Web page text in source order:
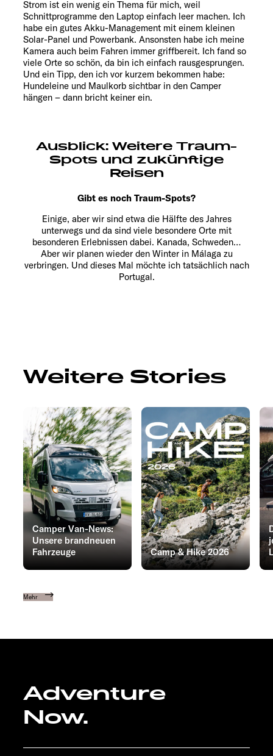
Strom ist ein wenig ein Thema für mich, weil
Schnittprogramme den Laptop einfach leer machen. Ich
habe ein gutes Akku-Management mit einem kleinen
Solar-Panel und Powerbank. Ansonsten habe ich meine
Kamera auch beim Fahren immer griffbereit. Ich fand so
viele Orte so schön, da bin ich einfach rausgesprungen.
Und ein Tipp, den ich vor kurzem bekommen habe:
Hundeleine und Maulkorb sichtbar in den Camper
hängen – dann bricht keiner ein.
Ausblick: Weitere Traum-
Spots und zukünftige
Reisen
Gibt es noch Traum-Spots?
Einige, aber wir sind etwa die Hälfte des Jahres
unterwegs und da sind viele besondere Orte mit
besonderen Erlebnissen dabei. Kanada, Schweden…
Aber wir planen wieder den Winter in Málaga zu
verbringen. Und dieses Mal möchte ich tatsächlich nach
Portugal.
Weitere Stories
Camper Van-News:
Unsere brandneuen
Fahrzeuge
Camp & Hike 2026
Mehr
Adventure
Now.